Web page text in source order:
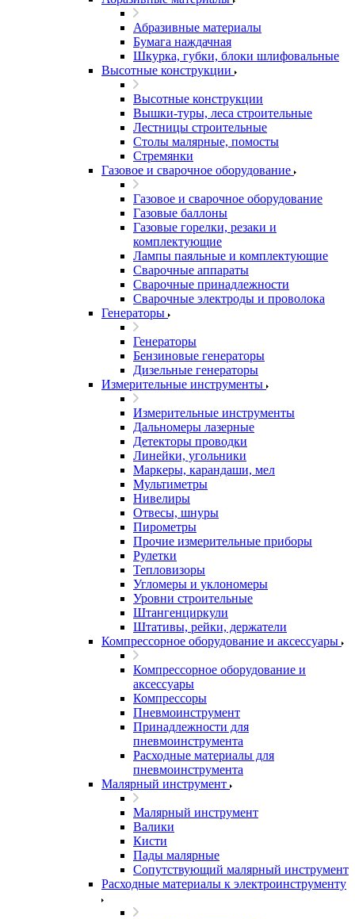
Абразивные материалы
Бумага наждачная
Шкурка, губки, блоки шлифовальные
Высотные конструкции
Высотные конструкции
Вышки-туры, леса строительные
Лестницы строительные
Столы малярные, помосты
Стремянки
Газовое и сварочное оборудование
Газовое и сварочное оборудование
Газовые баллоны
Газовые горелки, резаки и
комплектующие
Лампы паяльные и комплектующие
Сварочные аппараты
Сварочные принадлежности
Сварочные электроды и проволока
Генераторы
Генераторы
Бензиновые генераторы
Дизельные генераторы
Измерительные инструменты
Измерительные инструменты
Дальномеры лазерные
Детекторы проводки
Линейки, угольники
Маркеры, карандаши, мел
Мультиметры
Нивелиры
Отвесы, шнуры
Пирометры
Прочие измерительные приборы
Рулетки
Тепловизоры
Угломеры и уклономеры
Уровни строительные
Штангенциркули
Штативы, рейки, держатели
Компрессорное оборудование и аксессуары
Компрессорное оборудование и
аксессуары
Компрессоры
Пневмоинструмент
Принадлежности для
пневмоинструмента
Расходные материалы для
пневмоинструмента
Малярный инструмент
Малярный инструмент
Валики
Кисти
Пады малярные
Сопутствующий малярный инструмент
Расходные материалы к электроинструменту